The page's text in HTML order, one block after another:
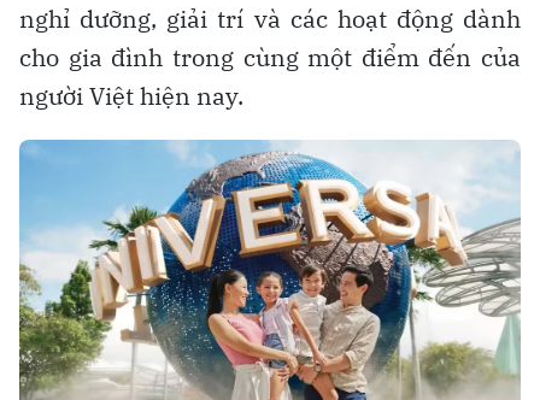
nghỉ dưỡng, giải trí và các hoạt động dành
cho gia đình trong cùng một điểm đến của
người Việt hiện nay.